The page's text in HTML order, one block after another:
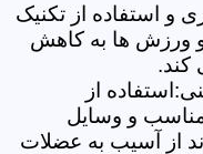
و استفاده از تکنیک
ورزش ها به کاهش
از
و وسایل
از آسیب به عضلات